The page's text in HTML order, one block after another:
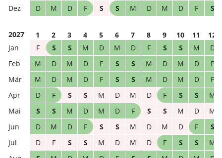
D
M D F S S M D M D F S
2027 1 2 3 4 5 6 7 8 9 10 11
12
F
S S M D M D F S S M
D
M
D M D F S S M D M D
F
M
D M D F S S M D M D
F
D
F S S M D M D F S S
M
S
S M D M D F S S M D
M
D
M D F S S M D M D F
S
D
F S S M D M D F S S
M